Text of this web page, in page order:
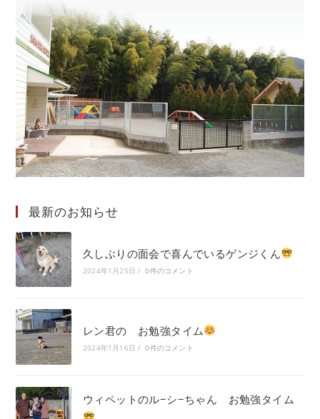
最新のお知らせ
久しぶりの面会で喜んでいるゲンジくん
2024年1月25日 / 0件のコメント
レン君の お勉強タイム
2024年1月16日 / 0件のコメント
ウィペットのル−シ−ちゃん お勉強タイム